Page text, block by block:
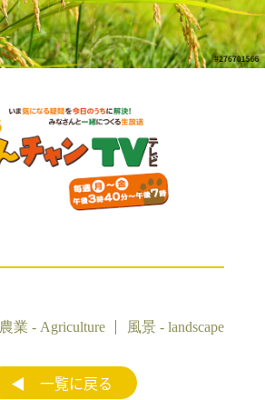
農業 - Agriculture 風景 - landscape
◀︎ 一覧に戻る